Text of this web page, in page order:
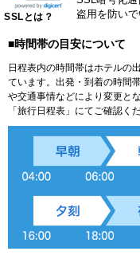
SSLとは？
盗用を防いで
■時間帯の目安について
日程表内の時間帯はホテルの
ています。出発・到着の時間
や交通事情などにより変更と
「旅行日程表」にてご確認く